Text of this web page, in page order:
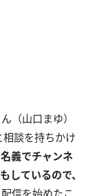
（山口まゆ）
談を持ちかけ
義でチャンネ
しているので、